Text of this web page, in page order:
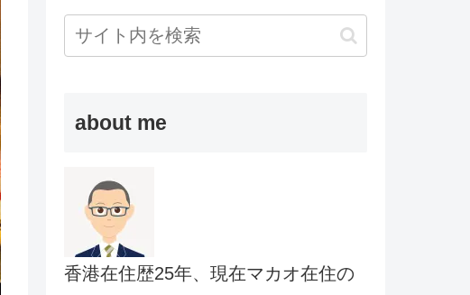
about me
香港在住歴25年、現在マカオ在住の